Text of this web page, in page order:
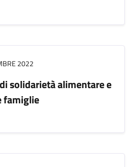
2022
solidarietà alimentare e
famiglie